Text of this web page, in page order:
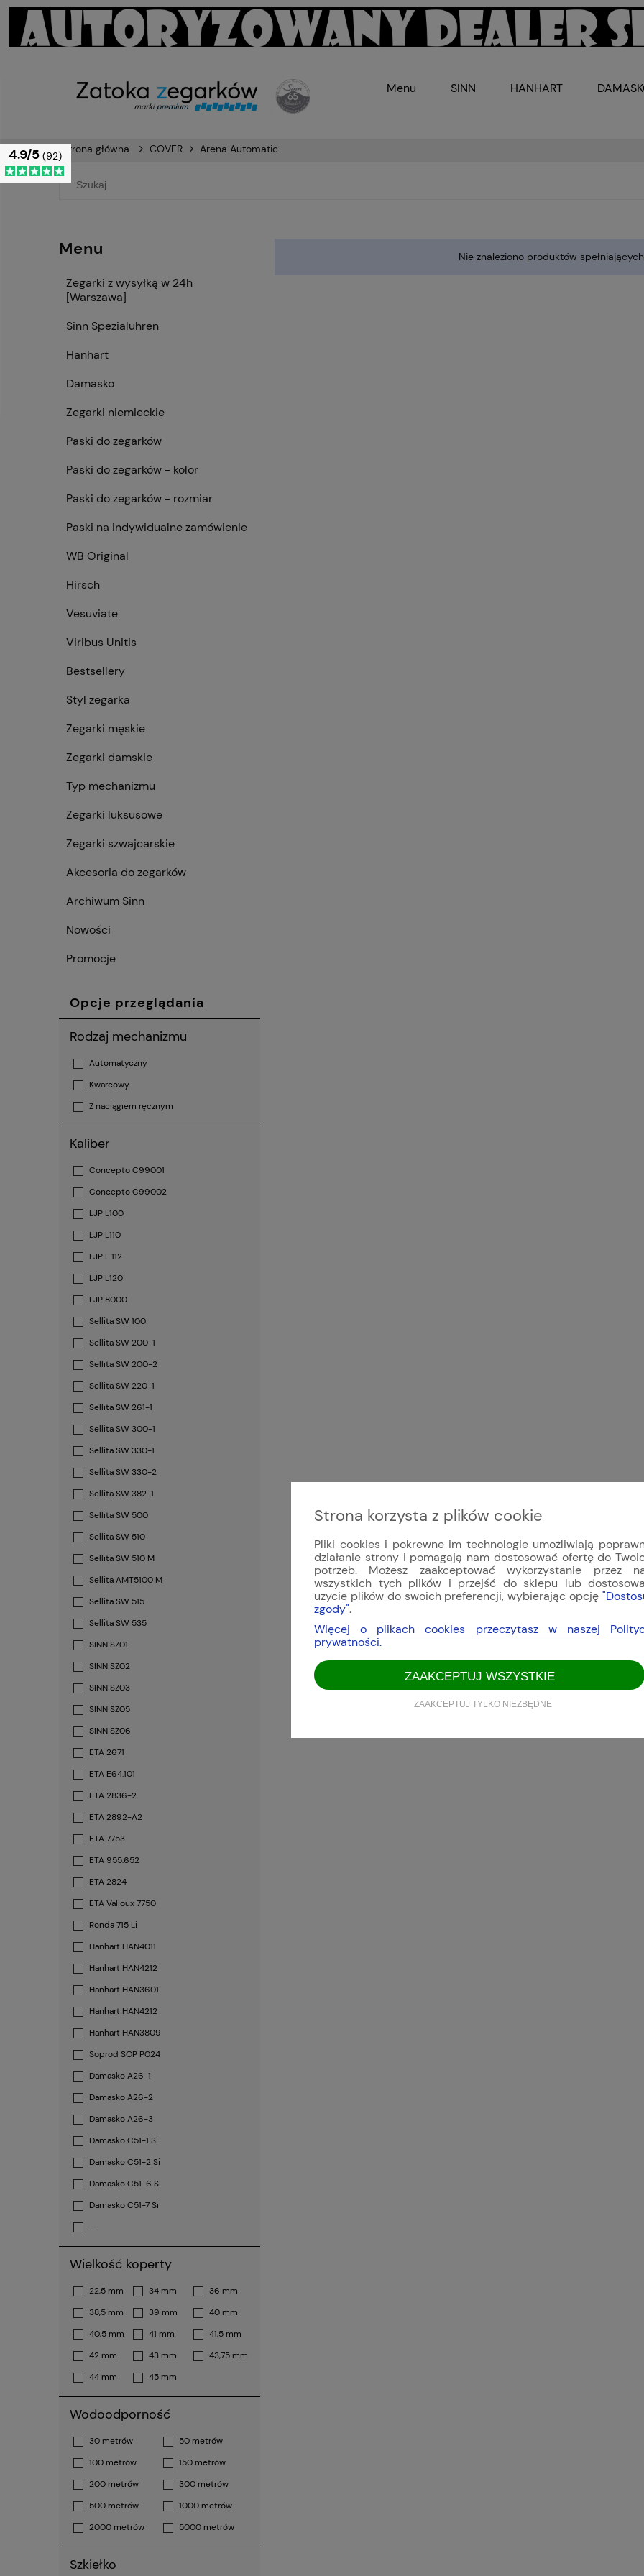
Menu SINN HANHART
Strona główna COVER Arena Automatic
Menu
Zegarki z wysyłką w 24h
[Warszawa]
Sinn Spezialuhren
Hanhart
Damasko
Zegarki niemieckie
Paski do zegarków
Paski do zegarków - kolor
Paski do zegarków - rozmiar
Paski na indywidualne zamówienie
WB Original
Hirsch
Vesuviate
Viribus Unitis
Bestsellery
Styl zegarka
Zegarki męskie
Zegarki damskie
Typ mechanizmu
Zegarki luksusowe
Zegarki szwajcarskie
Akcesoria do zegarków
Archiwum Sinn
Nowości
Promocje
Opcje przeglądania
Rodzaj mechanizmu
Automatyczny
Kwarcowy
Z naciągiem ręcznym
Kaliber
Concepto C99001
Concepto C99002
LJP L100
LJP L110
LJP L 112
LJP L120
LJP 8000
Sellita SW 100
Sellita SW 200-1
Sellita SW 200-2
Sellita SW 220-1
Sellita SW 261-1
Sellita SW 300-1
Sellita SW 330-1
Sellita SW 330-2
Sellita SW 382-1
Sellita SW 500
Sellita SW 510
Sellita SW 510 M
Sellita AMT5100 M
Sellita SW 515
Sellita SW 535
SINN SZ01
SINN SZ02
SINN SZ03
SINN SZ05
SINN SZ06
ETA 2671
ETA E64.101
ETA 2836-2
ETA 2892-A2
ETA 7753
ETA 955.652
ETA 2824
ETA Valjoux 7750
Ronda 715 Li
Hanhart HAN4011
Hanhart HAN4212
Hanhart HAN3601
Hanhart HAN4212
Hanhart HAN3809
Soprod SOP P024
Damasko A26-1
Damasko A26-2
Damasko A26-3
Damasko C51-1 Si
Damasko C51-2 Si
Damasko C51-6 Si
Damasko C51-7 Si
-
Wielkość koperty
22,5 mm 34 mm
36 mm
38,5 mm
39 mm
40 mm
40,5 mm
41 mm
41,5 mm
42 mm
43 mm
43,75 mm
44 mm
45 mm
Wodoodporność
30 metrów
50 metrów
100 metrów
150 metrów
200 metrów
300 metrów
500 metrów
1000 metrów
2000 metrów
5000 metrów
Szkiełko
Nie znaleziono produktów
Strona korzysta z plików cookie
Pliki cookies i pokrewne im technologie umożliwiają
działanie strony i pomagają nam dostosować ofertę do
potrzeb. Możesz zaakceptować wykorzystanie przez
wszystkich tych plików i przejść do sklepu lub
użycie plików do swoich preferencji, wybierając opcję
zgody".
Więcej o plikach cookies przeczytasz w naszej
prywatności.
ZAAKCEPTUJ TYLKO NIEZBĘDNE
ZAAKCEPTUJ WSZYSTKIE
4.9/5 (92)